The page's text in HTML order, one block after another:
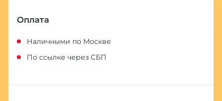
Оплата
Наличными по Москве
По ссылке через СБП